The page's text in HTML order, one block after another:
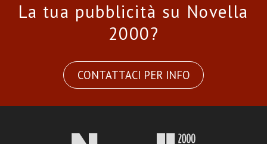
La tua pubblicità su Novella
2000?
CONTATTACI PER INFO